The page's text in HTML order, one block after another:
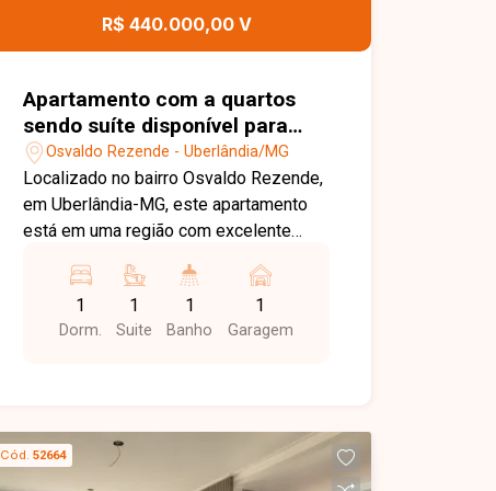
Entre em contato e agende sua visita
imóvel.
R$ 440.000,00 V
Apartamento com a quartos
sendo suíte disponível para
venda no bairro Osvaldo
Rezende em Uberlândia-MG
Osvaldo Rezende - Uberlândia/MG
Localizado no bairro Osvaldo Rezende,
em Uberlândia-MG, este apartamento
está em uma região com excelente
vias da cidade e próximo a
supermercados, escolas, farmácias,
restaurantes e diversos comércios e
quartos, sendo 01 suíte, banheiro
social, varanda gourmet com
1
Dorm.
1
Suite
1
Banho
1
Garagem
Cód. 52664